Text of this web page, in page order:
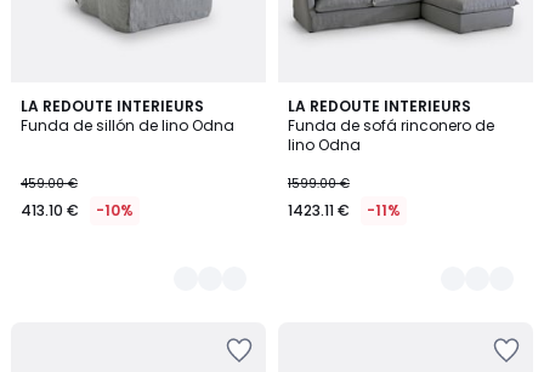
LA REDOUTE INTERIEURS
Funda de sillón de lino Odna
459.00 €
413.10 € -10%
7
Colores
LA REDOUTE INTERIEURS
Funda de sofá rinconero de
lino Odna
1599.00 €
1423.11 € -11%
7
Colores